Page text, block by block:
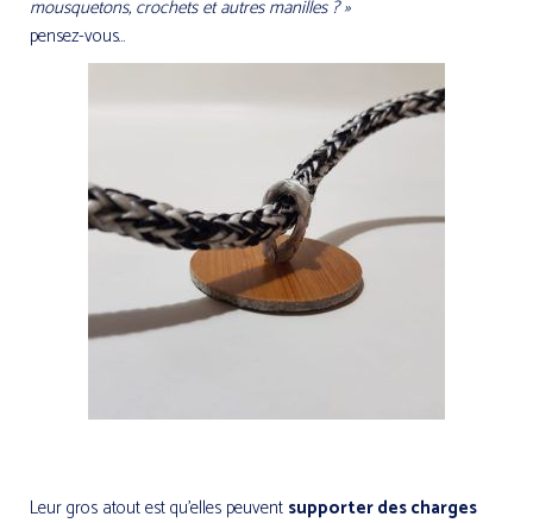
mousquetons, crochets et autres manilles ? »
pensez-vous…
Leur gros atout est qu’elles peuvent supporter des charges